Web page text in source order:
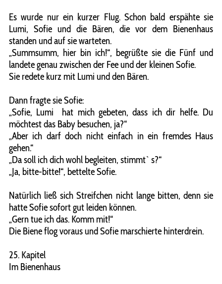
Es wurde nur ein kurzer Flug. Schon bald erspähte sie
Lumi, Sofie und die Bären, die vor dem Bienenhaus
standen und auf sie warteten.
„Summsumm, hier bin ich!“, begrüßte sie die Fünf und
landete genau zwischen der Fee und der kleinen Sofie.
Sie redete kurz mit Lumi und den Bären.
Dann fragte sie Sofie:
„Sofie, Lumi hat mich gebeten, dass ich dir helfe. Du
möchtest das Baby besuchen, ja?“
„Aber ich darf doch nicht einfach in ein fremdes Haus
gehen.“
„Da soll ich dich wohl begleiten, stimmt` s?“
„Ja, bitte-bitte!“, bettelte Sofie.
Natürlich ließ sich Streifchen nicht lange bitten, denn sie
hatte Sofie sofort gut leiden können.
„Gern tue ich das. Komm mit!“
Die Biene flog voraus und Sofie marschierte hinterdrein.
25. Kapitel
Im Bienenhaus